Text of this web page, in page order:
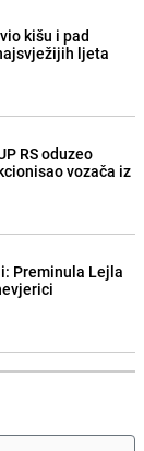
kišu i pad
ljeta
RS oduzeo
vozača iz
Preminula Lejla